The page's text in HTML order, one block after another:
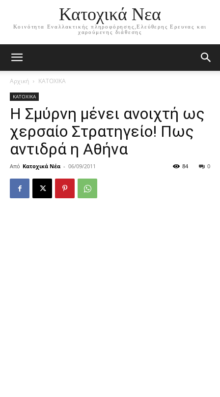
Κατοχικά Νεα
Κοινότητα Εναλλακτικής πληροφόρησης,Ελεύθερης Ερευνας και
χαρούμενης διάθεσης
Αρχική ΚΑΤΟΧΙΚΑ
ΚΑΤΟΧΙΚΑ
Η Σμύρνη μένει ανοιχτή ως
χερσαίο Στρατηγείο! Πως
αντιδρά η Αθήνα
Από Κατοχικά Νέα - 06/09/2011 0
84